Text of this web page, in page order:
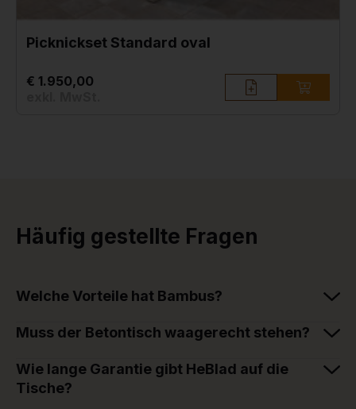
Picknickset Standard oval
€ 1.950,00
Häufig gestellte Fragen
Welche Vorteile hat Bambus?
Muss der Betontisch waagerecht stehen?
Wie lange Garantie gibt HeBlad auf die
Tische?